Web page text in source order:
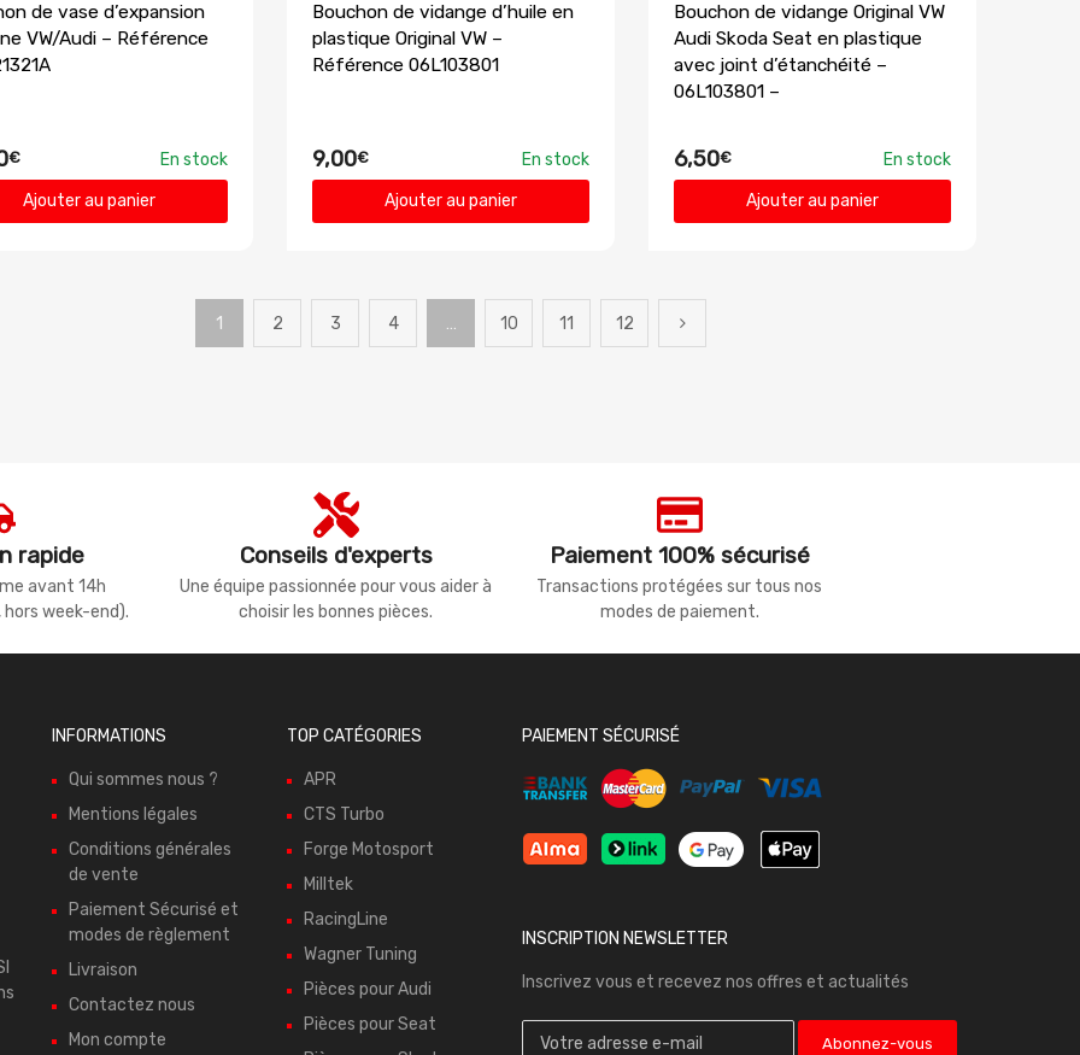
de vase d’expansion
VW/Audi – Référence
€
En stock
Ajouter au panier
Bouchon de vidange d’huile en
plastique Original VW –
Référence 06L103801
9,00€
En stock
Ajouter au panier
Bouchon de vidange Original VW
Audi Skoda Seat en plastique
avec joint d’étanchéité –
06L103801 –
6,50€
En stock
Ajouter au panier
1 2 3 4 … 10 11 12
rapide
avant 14h
week-end).
Conseils d'experts
Une équipe passionnée pour vous aider à
choisir les bonnes pièces.
Paiement 100% sécurisé
Transactions protégées sur tous nos
modes de paiement.
INFORMATIONS
Qui sommes nous ?
Mentions légales
Conditions générales
de vente
Paiement Sécurisé et
modes de règlement
Livraison
Contactez nous
Mon compte
TOP CATÉGORIES
APR
CTS Turbo
Forge Motosport
Milltek
RacingLine
Wagner Tuning
Pièces pour Audi
Pièces pour Seat
PAIEMENT SÉCURISÉ
INSCRIPTION NEWSLETTER
Inscrivez vous et recevez nos offres et actualités